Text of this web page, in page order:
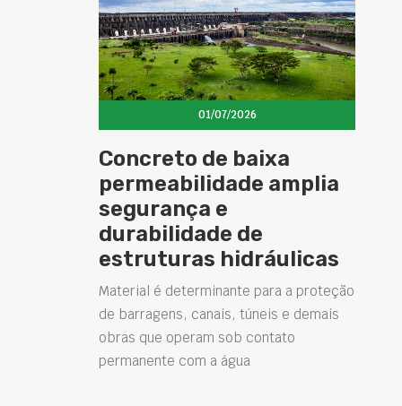
01/07/2026
Concreto de baixa
permeabilidade amplia
segurança e
durabilidade de
estruturas hidráulicas
Material é determinante para a proteção
de barragens, canais, túneis e demais
obras que operam sob contato
permanente com a água